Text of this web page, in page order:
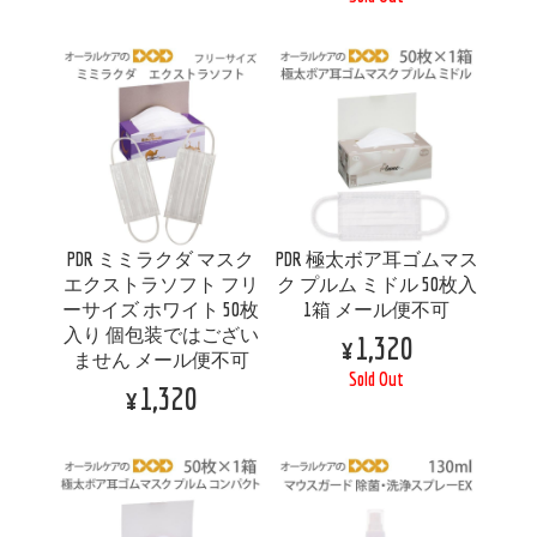
PDR ミミラクダ マスク
エクストラソフト フリ
ーサイズ ホワイト 50枚
入り 個包装ではござい
ません メール便不可
¥1,320
PDR 極太ボア耳ゴムマス
ク プルム ミドル 50枚入
1箱 メール便不可
¥1,320
Sold Out